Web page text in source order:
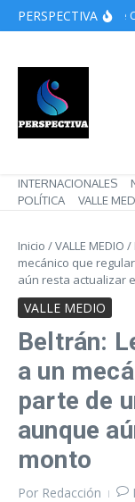
Saltar al contenido
PERSPECTIVAChoele
INTERNACIONALES
POLÍTICA
VALLE
Inicio /VALLE MEDIO /
mecánico que
aún resta actualizar
VALLE MEDIO
Beltrán:
a un
parte de
aunque
monto
Por Redacción